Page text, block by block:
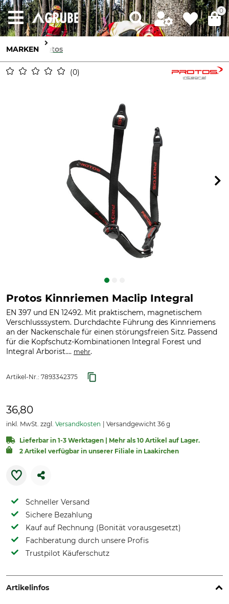
0
MARKEN Protos
0
Protos Kinnriemen Maclip Integral
EN 397 und EN 12492. Mit praktischem, magnetischem
Verschlusssystem. Durchdachte Führung des Kinnriemens
an der Nackenschale für einen störungsfreien Sitz. Passend
für die Kopfschutz-Kombinationen Integral Forest und
Integral Arborist.... mehr.
Artikel-Nr.: 7893342375
36,80
inkl. MwSt. zzgl. Versandkosten Versandgewicht 36 g
Lieferbar in 1-3 Werktagen | Mehr als 10 Artikel auf Lager.
2 Artikel verfügbar in unserer Filiale in Laakirchen
Schneller Versand
Sichere Bezahlung
Kauf auf Rechnung (Bonität vorausgesetzt)
Fachberatung durch unsere Profis
Trustpilot Käuferschutz
Artikelinfos